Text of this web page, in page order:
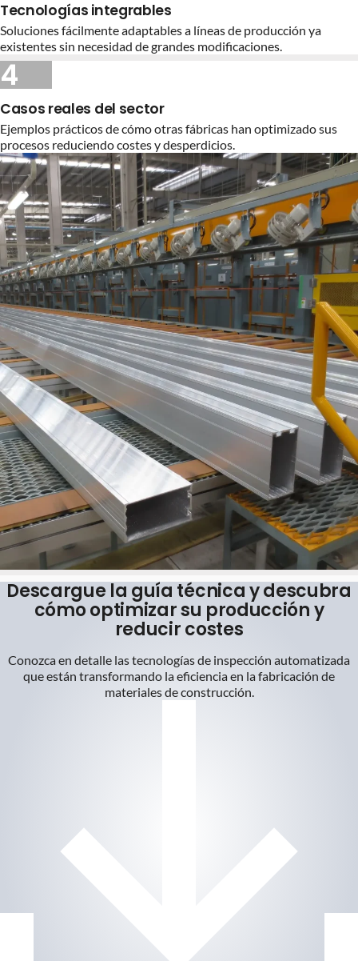
Tecnologías integrables
Soluciones fácilmente adaptables a líneas de producción ya
existentes sin necesidad de grandes modificaciones.
4
Casos reales del sector
Ejemplos prácticos de cómo otras fábricas han optimizado sus
procesos reduciendo costes y desperdicios.
Descargue la guía técnica y descubra
cómo optimizar su producción y
reducir costes
Conozca en detalle las tecnologías de inspección automatizada
que están transformando la eficiencia en la fabricación de
materiales de construcción.